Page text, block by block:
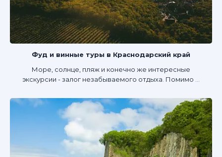
Фуд и винные туры в Краснодарский край
Море, солнце, пляж и конечно же интересные
экскурсии - залог незабываемого отдыха. Помимо ...